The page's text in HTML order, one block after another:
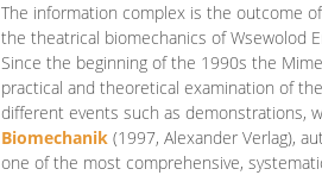
The information complex is the outcome
the theatrical biomechanics of Wsewolod
Since the beginning of the 1990s the
practical and theoretical examination of
different events such as demonstrations,
Biomechanik (1997, Alexander Verlag),
one of the most comprehensive,